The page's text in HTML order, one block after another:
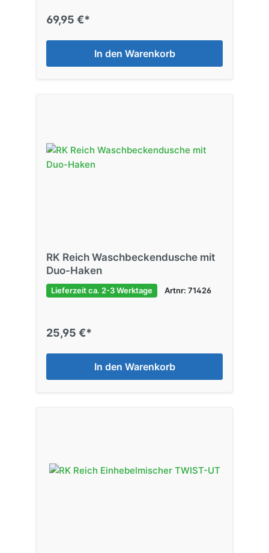
69,95 €*
In den Warenkorb
RK Reich Waschbeckendusche mit
Duo-Haken
Lieferzeit ca. 2-3 Werktage Artnr: 71426
25,95 €*
In den Warenkorb